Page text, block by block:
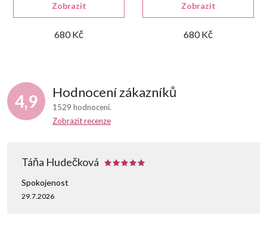
680 Kč
Zobrazit
680 Kč
Zobrazit
4,9 Hodnocení zákazníků
1529 hodnocení
Zobrazit recenze
Táňa Hudečková
29.7.2026
Spokojenost